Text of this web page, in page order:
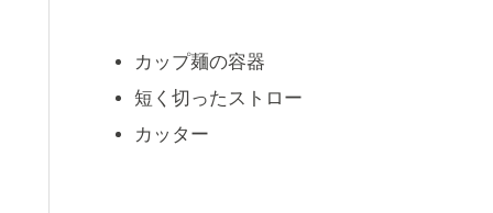
カップ麺の容器
短く切ったストロー
カッター